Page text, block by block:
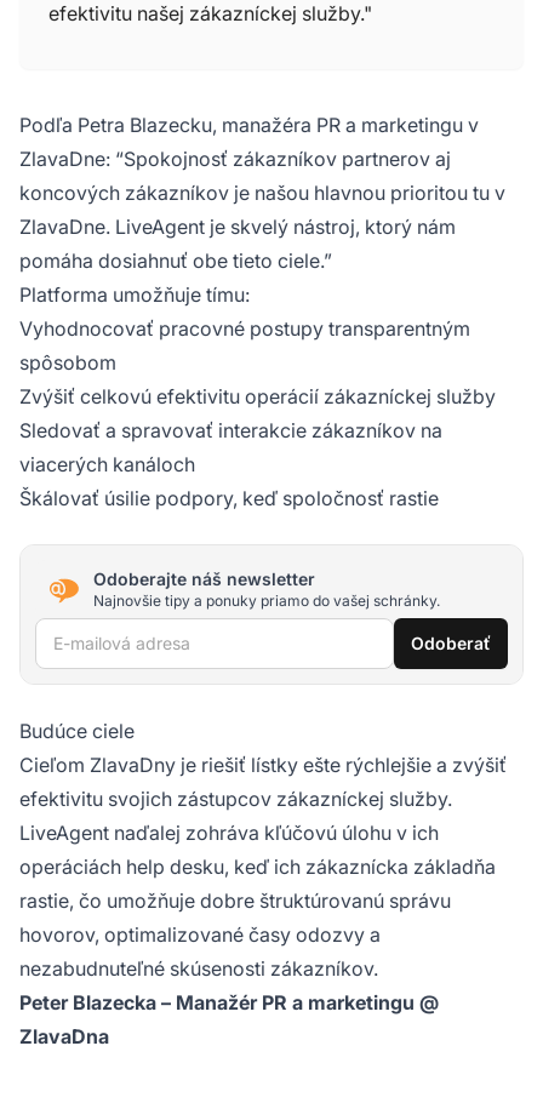
efektivitu našej zákazníckej služby."
Podľa Petra Blazecku, manažéra PR a marketingu v
ZlavaDne: “Spokojnosť zákazníkov partnerov aj
koncových zákazníkov je našou hlavnou prioritou tu v
ZlavaDne. LiveAgent je skvelý nástroj, ktorý nám
pomáha dosiahnuť obe tieto ciele.”
Platforma umožňuje tímu:
Vyhodnocovať pracovné postupy transparentným
spôsobom
Zvýšiť celkovú efektivitu operácií zákazníckej služby
Sledovať a spravovať interakcie zákazníkov na
viacerých kanáloch
Škálovať úsilie podpory, keď spoločnosť rastie
Odoberajte náš newsletter
Najnovšie tipy a ponuky priamo do vašej schránky.
E-mailová adresa Odoberať
Budúce ciele
Cieľom ZlavaDny je riešiť lístky ešte rýchlejšie a zvýšiť
efektivitu svojich zástupcov zákazníckej služby.
LiveAgent naďalej zohráva kľúčovú úlohu v ich
operáciách help desku, keď ich zákaznícka základňa
rastie, čo umožňuje dobre štruktúrovanú správu
hovorov, optimalizované časy odozvy a
nezabudnuteľné skúsenosti zákazníkov.
Peter Blazecka – Manažér PR a marketingu @
ZlavaDna